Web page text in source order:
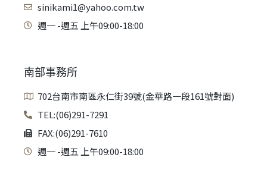
sinikami1@yahoo.com.tw
週一 -週五 上午09:00-18:00
南部事務所
702台南市南區永仁街39號(金華路一段161號對面)
TEL:(06)291-7291
FAX:(06)291-7610
週一 -週五 上午09:00-18:00